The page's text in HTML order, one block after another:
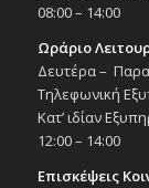
08:00 – 14:00
Ωράριο
Δευτέρα –
Τηλεφωνική
Κατ’ ιδίαν
12:00 – 14:00
Επισκέψεις